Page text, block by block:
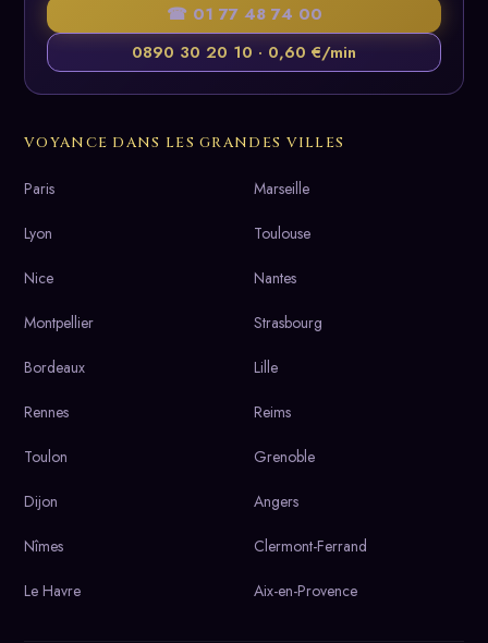
☎ 01 77 48 74 00
0890 30 20 10 · 0,60 €/min
VOYANCE DANS LES GRANDES VILLES
Paris Marseille
Lyon Toulouse
Nice Nantes
Montpellier Strasbourg
Bordeaux Lille
Rennes Reims
Toulon Grenoble
Dijon Angers
Nîmes Clermont-Ferrand
Le Havre Aix-en-Provence